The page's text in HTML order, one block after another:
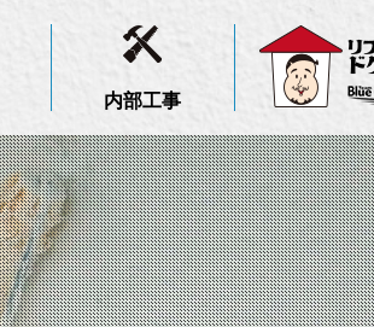
内部工事